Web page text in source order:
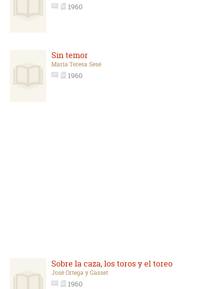
1960
Sin temor
María Teresa Sesé
1960
Sobre la caza, los toros y el toreo
José Ortega y Gasset
1960